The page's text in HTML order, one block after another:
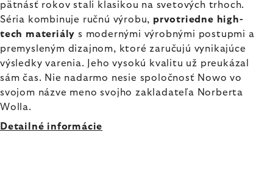
pätnásť rokov stali klasikou na svetových trhoch.
Séria kombinuje ručnú výrobu, prvotriedne high-
tech materiály s modernými výrobnými postupmi a
premysleným dizajnom, ktoré zaručujú vynikajúce
výsledky varenia. Jeho vysokú kvalitu už preukázal
sám čas. Nie nadarmo nesie spoločnosť Nowo vo
svojom názve meno svojho zakladateľa Norberta
Wolla.
Detailné informácie